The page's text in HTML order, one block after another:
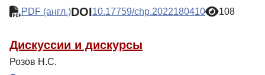
PDF (англ.)DOI10.17759/chp.2022180410 108
Дискуссии и дискурсы
Розов Н.С.